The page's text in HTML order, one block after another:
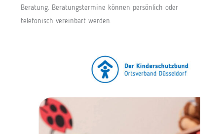
Beratung. Beratungstermine können persönlich oder
telefonisch vereinbart werden.